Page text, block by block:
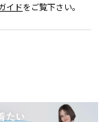
イドをご覧下さい。